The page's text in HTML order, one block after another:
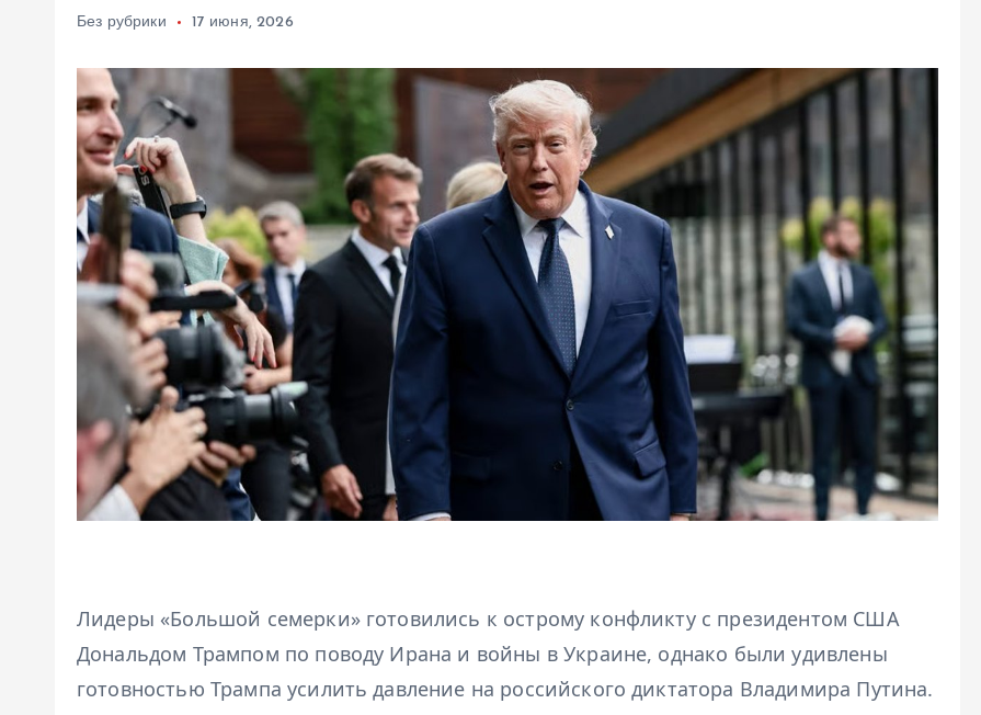
Без рубрики 17 июня, 2026
Лидеры «Большой семерки» готовились к острому конфликту с президентом США
Дональдом Трампом по поводу Ирана и войны в Украине, однако были удивлены
готовностью Трампа усилить давление на российского диктатора Владимира Путина.